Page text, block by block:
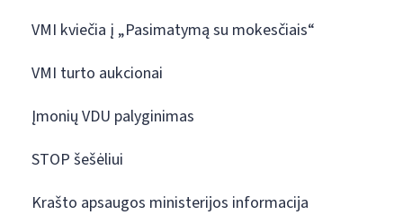
VMI kviečia į „Pasimatymą su mokesčiais“
VMI turto aukcionai
Įmonių VDU palyginimas
STOP šešėliui
Krašto apsaugos ministerijos informacija